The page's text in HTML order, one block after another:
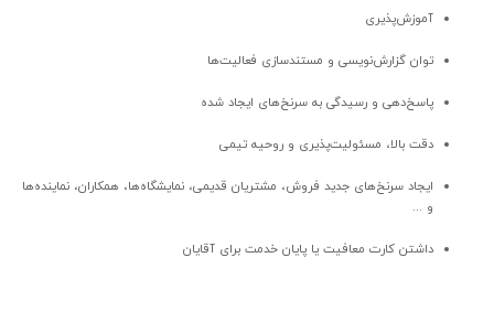
آموزش‌پذیری
توان گزارش‌نویسی و مستندسازی فعالیت‌ها
پاسخ‌دهی و رسیدگی به سرنخ‌های ایجاد شده
دقت بالا، مسئولیت‌پذیری و روحیه تیمی
ایجاد سرنخ‌های جدید فروش، مشتریان قدیمی، نمایشگاه‌ها، همکاران، نماینده‌ها
و ...
داشتن کارت معافیت یا پایان خدمت برای آقایان